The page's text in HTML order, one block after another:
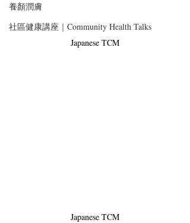
養顏潤膚
社區健康講座｜Community Health Talks
Japanese TCM
Japanese TCM